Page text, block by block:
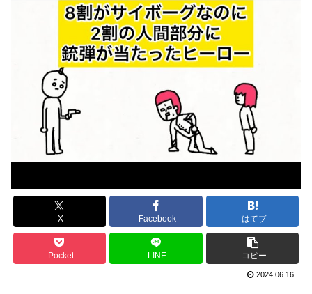
X Facebook はてブ
Pocket LINE コピー
2024.06.16